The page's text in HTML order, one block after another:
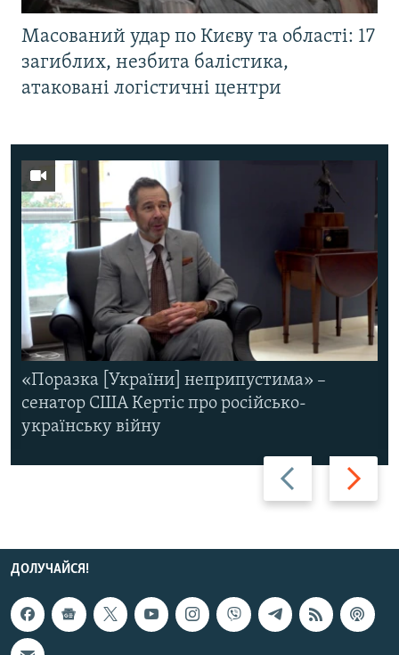
Масований удар по Києву та області: 17
загиблих, незбита балістика,
атаковані логістичні центри
Назад Вперед
«Поразка [України] неприпустима» –
сенатор США Кертіс про російсько-
українську війну
ДОЛУЧАЙСЯ!